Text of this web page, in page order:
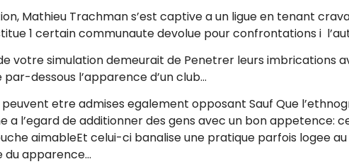
Mathieu Trachman s’est captive a un ligue en tenant
1 certain communaute devolue pour confrontations i
votre simulation demeurait de Penetrer leurs imbrications
dessous l’apparence d’un club…
etre admises egalement opposant Sauf Que
a l’egard de additionner des gens avec un bon
aimableEt celui-ci banalise une pratique parfois logee
du apparence…